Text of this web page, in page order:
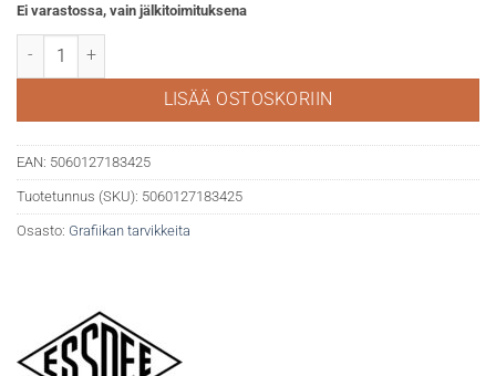
Ei varastossa, vain jälkitoimituksena
Essdee linotela 150mm määrä
LISÄÄ OSTOSKORIIN
EAN: 5060127183425
Tuotetunnus (SKU): 5060127183425
Osasto: Grafiikan tarvikkeita